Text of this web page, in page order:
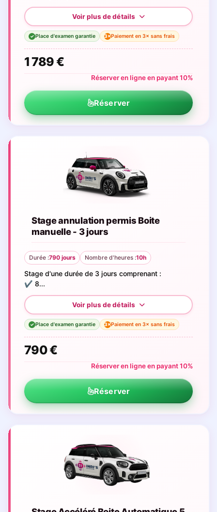
✓ Place d'examen garantie 3×Paiement en 3× sans frais
1 789 €
Réserver en ligne en payant 10%
Réserver
Stage annulation permis Boite
manuelle - 3 jours
Durée :790 jours Nombre d'heures :10h
Stage d'une durée de 3 jours comprenant :
✔️ 8...
✓ Place d'examen garantie 3×Paiement en 3× sans frais
790 €
Réserver en ligne en payant 10%
Réserver